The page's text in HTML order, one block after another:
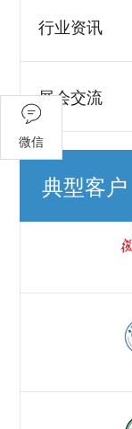
行业资讯
展会交流
典型客户
微信